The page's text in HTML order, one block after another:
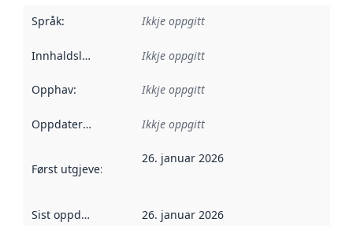
Språk: Ikkje oppgitt
Innhaldsleverandørar :
Ikkje oppgitt
Opphav: Ikkje oppgitt
Oppdateringsfrekvens :
Ikkje oppgitt
Først utgjeve: Denne datoen seier når dataa i dette
26. januar 2026
Sist oppdatert 26. januar 2026